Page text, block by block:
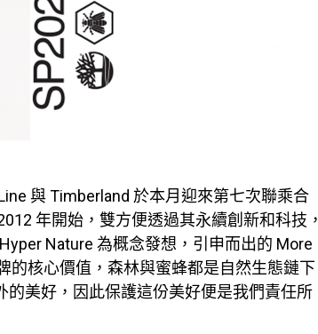
與 Timberland 於本月迎來第七次聯乘合
年開始，雙方便透過其永續創新和科技，
Nature 為概念發想，引申而出的 More
的核心價值，森林與蜜蜂都是自然生態鏈下
美好，因此保護這份美好便是我們責任所